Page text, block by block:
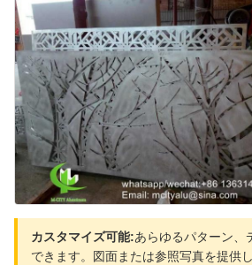
カスタマイズ可能:あらゆるパターン、
できます。図面または参照写真を提供